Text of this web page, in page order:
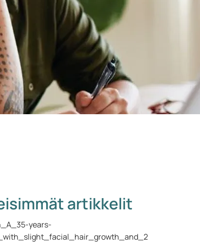
artikkelit